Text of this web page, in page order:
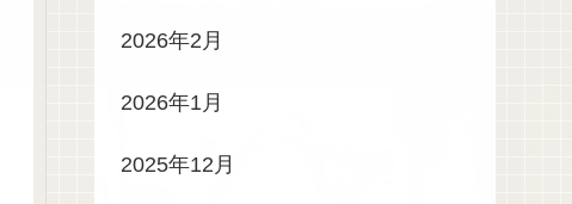
2026年2月
2026年1月
2025年12月